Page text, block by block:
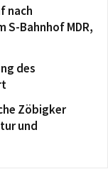
nach
Bahnhof MDR,
des
Zöbigker
und